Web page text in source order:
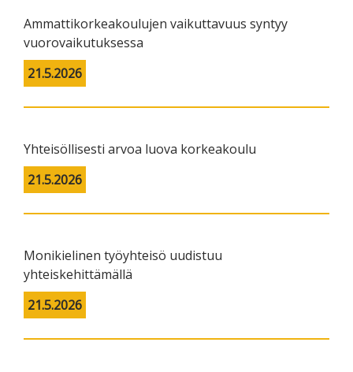
Ammattikorkeakoulujen vaikuttavuus syntyy
vuorovaikutuksessa
21.5.2026
Yhteisöllisesti arvoa luova korkeakoulu
21.5.2026
Monikielinen työyhteisö uudistuu
yhteiskehittämällä
21.5.2026